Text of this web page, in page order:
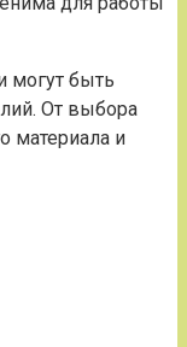
могут быть
От выбора
материала и